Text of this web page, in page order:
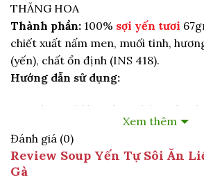
THĂNG HOA
Thành phần: 100% sợi yến tươi
chiết xuất nấm men, muối tinh,
(yến), chất ổn định (INS 418).
Hướng dẫn sử dụng:
Bước 1: Gỡ lớp màng nhôm của
Bước 2: Châm nước tinh khiết
giật dây nóng và đậy nắp chén
Bước 3: Mở nắp và thưởng thức.
Xem thêm
Đánh giá (0)
Review Soup Yến Tự Sôi Ăn
Gà